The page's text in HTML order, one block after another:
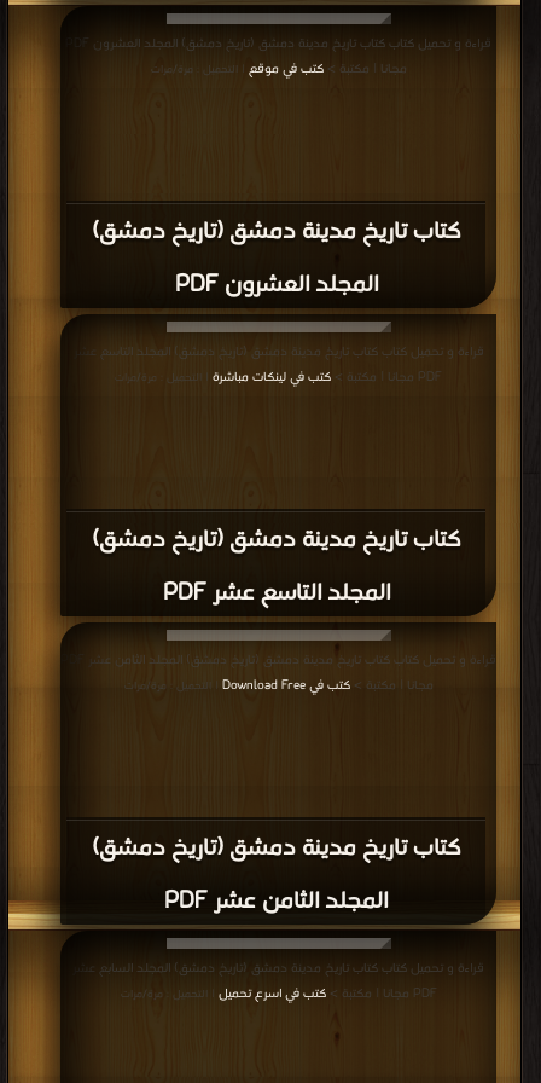
كتاب تاريخ مدينة دمشق (تاريخ دمشق)
المجلد العشرون PDF
مجانا | مكتبة >كتب في موقع | التحميل : مرة/مرات
كتاب تاريخ مدينة دمشق (تاريخ دمشق)
المجلد التاسع عشر PDF
قراءة و تحميل كتاب كتاب تاريخ مدينة دمشق (تاريخ دمشق) المجلد التاسع عشر
PDF مجانا | مكتبة >
كتب في لينكات مباشرة | التحميل : مرة/مرات
كتاب تاريخ مدينة دمشق (تاريخ دمشق)
المجلد الثامن عشر PDF
مجانا | مكتبة >كتب في Download Free | التحميل : مرة/مرات
قراءة و تحميل كتاب كتاب تاريخ مدينة دمشق (تاريخ دمشق) المجلد السابع عشر
PDF مجانا | مكتبة >
كتب في اسرع تحميل | التحميل : مرة/مرات